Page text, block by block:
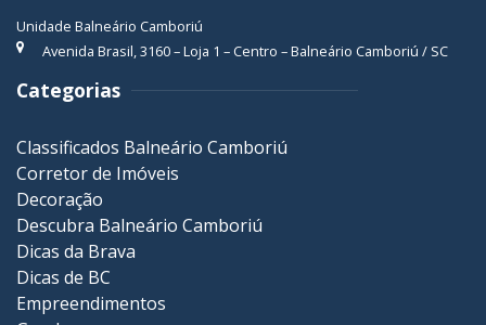
Unidade Balneário Camboriú
Avenida Brasil, 3160 – Loja 1 – Centro – Balneário Camboriú / SC
Categorias
Classificados Balneário Camboriú
Corretor de Imóveis
Decoração
Descubra Balneário Camboriú
Dicas da Brava
Dicas de BC
Empreendimentos